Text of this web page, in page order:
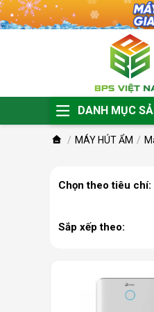
DANH MỤC
MÁY HÚT ẨM
Chọn theo tiêu chí:
Sắp xếp theo: